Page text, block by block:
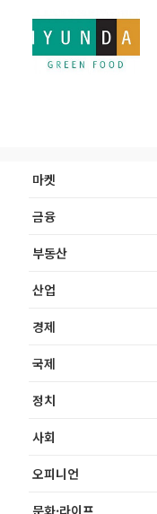
마켓
금융
부동산
산업
경제
국제
정치
사회
오피니언
문화·라이프